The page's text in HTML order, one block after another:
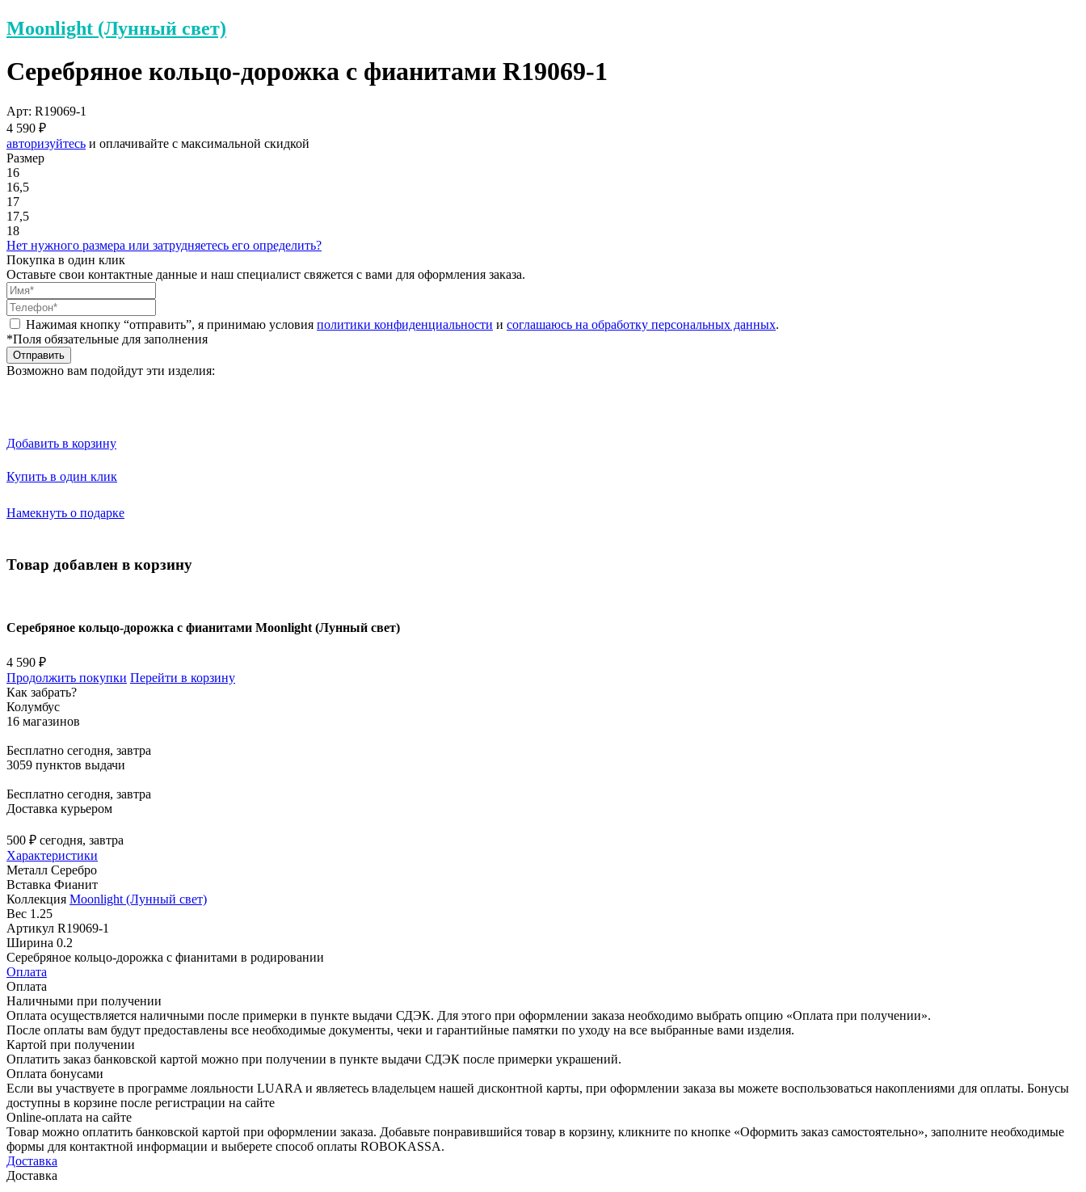
Moonlight (Лунный свет)
Серебряное кольцо-дорожка с фианитами R19069-1
Арт: R19069-1
4 590 ₽
авторизуйтесь и оплачивайте с максимальной скидкой
Размер
16
16,5
17
17,5
18
Нет нужного размера или затрудняетесь его определить?
Покупка в один клик
Оставьте свои контактные данные и наш специалист свяжется с вами для оформления заказа.
Нажимая кнопку “отправить”, я принимаю условия политики конфиденциальности и соглашаюсь на обработку персональных данных.
*Поля обязательные для заполнения
Отправить
Возможно вам подойдут эти изделия:
Добавить в корзину
Купить в один клик
Намекнуть о подарке
Товар добавлен в корзину
Серебряное кольцо-дорожка с фианитами Moonlight (Лунный свет)
4 590 ₽
Продолжить покупки Перейти в корзину
Как забрать?
Колумбус
16 магазинов
Бесплатно сегодня, завтра
3059 пунктов выдачи
Бесплатно сегодня, завтра
Доставка курьером
500 ₽ сегодня, завтра
Характеристики
Металл Серебро
Вставка Фианит
Коллекция Moonlight (Лунный свет)
Вес 1.25
Артикул R19069-1
Ширина 0.2
Серебряное кольцо-дорожка с фианитами в родировании
Оплата
Оплата
Наличными при получении
Оплата осуществляется наличными после примерки в пункте выдачи СДЭК. Для этого при оформлении заказа необходимо выбрать опцию «Оплата при получении».
После оплаты вам будут предоставлены все необходимые документы, чеки и гарантийные памятки по уходу на все выбранные вами изделия.
Картой при получении
Оплатить заказ банковской картой можно при получении в пункте выдачи СДЭК после примерки украшений.
Оплата бонусами
Если вы участвуете в программе лояльности LUARA и являетесь владельцем нашей дисконтной карты, при оформлении заказа вы можете воспользоваться накоплениями для оплаты. Бонусы
доступны в корзине после регистрации на сайте
Online-оплата на сайте
Товар можно оплатить банковской картой при оформлении заказа. Добавьте понравившийся товар в корзину, кликните по кнопке «Оформить заказ самостоятельно», заполните необходимые
формы для контактной информации и выберете способ оплаты ROBOKASSA.
Доставка
Доставка